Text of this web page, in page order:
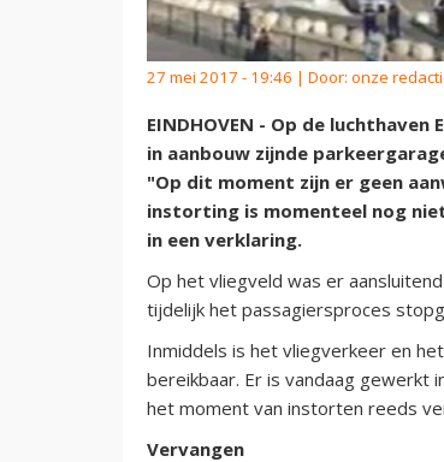
27 mei 2017 - 19:46 | Door: onze
EINDHOVEN - Op de
in aanbouw zijnde
"Op dit moment zijn er geen
instorting is momenteel nog
in een verklaring.
Op het vliegveld was er
tijdelijk het passagiersproces
Inmiddels is het vliegverkeer en
bereikbaar. Er is vandaag gewerkt
het moment van instorten reeds
Vervangen